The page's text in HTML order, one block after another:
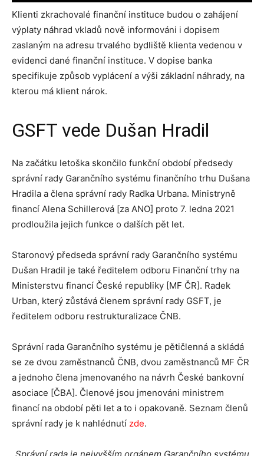
Klienti zkrachovalé finanční instituce budou o zahájení
výplaty náhrad vkladů nově informováni i dopisem
zaslaným na adresu trvalého bydliště klienta vedenou v
evidenci dané finanční instituce. V dopise banka
specifikuje způsob vyplácení a výši základní náhrady, na
kterou má klient nárok.
GSFT vede Dušan Hradil
Na začátku letoška skončilo funkční období předsedy
správní rady Garančního systému finančního trhu Dušana
Hradila a člena správní rady Radka Urbana. Ministryně
financí Alena Schillerová [za ANO] proto 7. ledna 2021
prodloužila jejich funkce o dalších pět let.
Staronový předseda správní rady Garančního systému
Dušan Hradil je také ředitelem odboru Finanční trhy na
Ministerstvu financí České republiky [MF ČR]. Radek
Urban, který zůstává členem správní rady GSFT, je
ředitelem odboru restrukturalizace ČNB.
Správní rada Garančního systému je pětičlenná a skládá
se ze dvou zaměstnanců ČNB, dvou zaměstnanců MF ČR
a jednoho člena jmenovaného na návrh České bankovní
asociace [ČBA]. Členové jsou jmenováni ministrem
financí na období pěti let a to i opakovaně. Seznam členů
správní rady je k nahlédnutí zde.